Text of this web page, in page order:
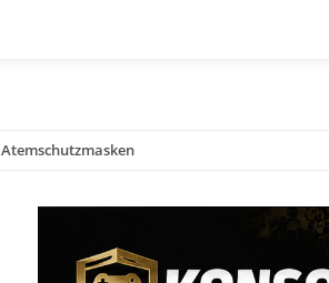
Atemschutzmasken